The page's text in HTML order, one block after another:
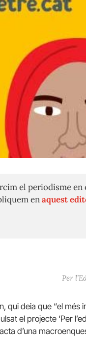
el periodisme
enaquest
Per
qui deia que “el
el projecte ‘Per
d’una